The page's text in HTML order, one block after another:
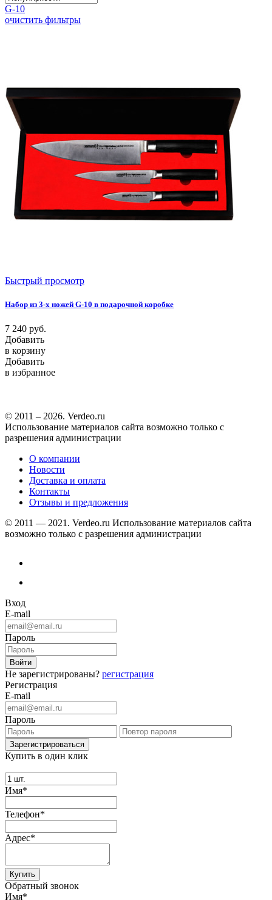
G-10
очистить фильтры
Быстрый просмотр
Набор из 3-х ножей G-10 в подарочной коробке
7 240 руб.
Добавить
в корзину
Добавить
в избранное
© 2011 – 2026. Verdeo.ru
Использование материалов сайта возможно только с
разрешения администрации
О компании
Новости
Доставка и оплата
Контакты
Отзывы и предложения
© 2011 — 2021. Verdeo.ru Использование материалов сайта
возможно только с разрешения администрации
Вход
E-mail
Пароль
Не зарегистрированы? регистрация
Регистрация
E-mail
Пароль
Купить в один клик
Имя*
Телефон*
Адрес*
Купить
Обратный звонок
Имя*